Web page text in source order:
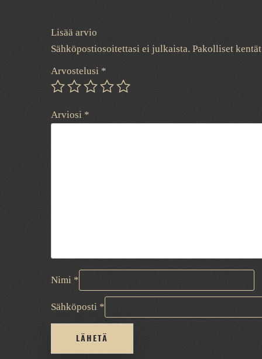
Lisää arvio
Sähköpostiosoitettasi ei julkaista. Pakolliset
Arvostelusi *
Arviosi *
Nimi *
Sähköposti *